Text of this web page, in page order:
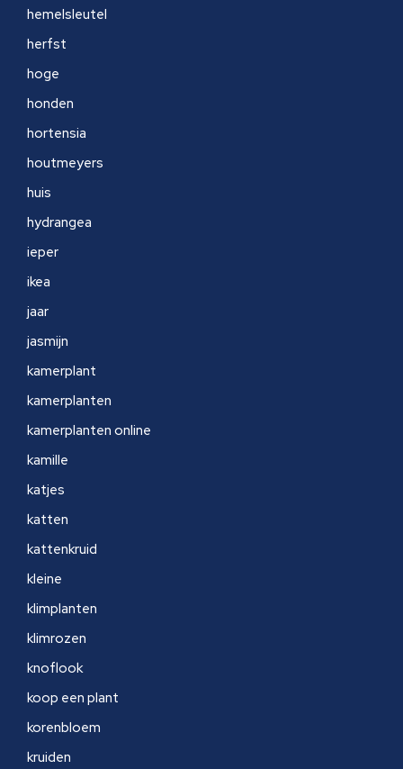
hemelsleutel
herfst
hoge
honden
hortensia
houtmeyers
huis
hydrangea
ieper
ikea
jaar
jasmijn
kamerplant
kamerplanten
kamerplanten online
kamille
katjes
katten
kattenkruid
kleine
klimplanten
klimrozen
knoflook
koop een plant
korenbloem
kruiden